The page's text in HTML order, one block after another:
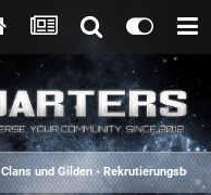
Clans und Gilden - Rekrutierungsbüro